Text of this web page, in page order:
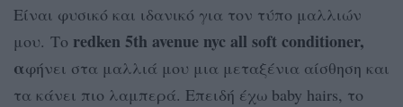
Είναι φυσικό και ιδανικό για τον τύπο μαλλιών
μου. Το redken 5th avenue nyc all soft conditioner,
αφήνει στα μαλλιά μου μια μεταξένια αίσθηση και
τα κάνει πιο λαμπερά. Επειδή έχω baby hairs, το